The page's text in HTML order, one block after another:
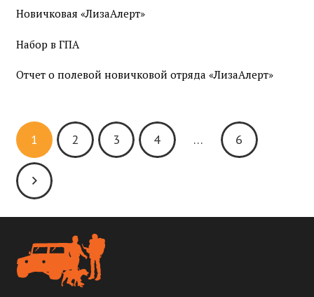
Новичковая «ЛизаАлерт»
Набор в ГПА
Отчет о полевой новичковой отряда «ЛизаАлерт»
1 2 3 4 … 6